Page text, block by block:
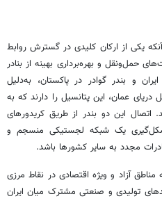
یکی از ارکان کلیدی در گسترش روابط
حمل‌ونقل و بهره‌برداری بهینه از بنادر
و بندرگوادر در پاکستان، به‌دلیل
عمان، این پتانسیل را دارند که به
اتصال این دو بندر از طریق کریدورهای
شکل‌گیری یک شبکه لجستیکی منسجم و
مجدد به سایر کشورها باشد.
آزاد و ویژه اقتصادی در نقاط مرزی
تولیدی و صنعتی مشترک میان ایران